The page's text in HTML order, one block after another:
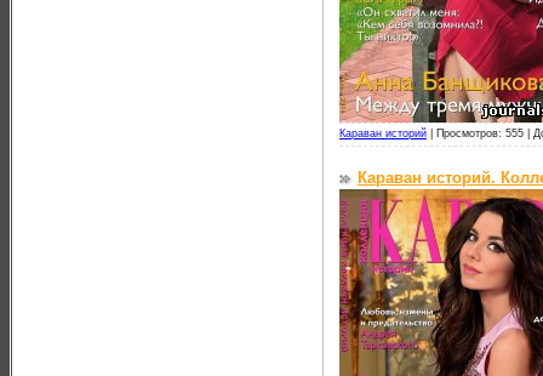
Караван историй Просмотров: 555 |
Караван историй.